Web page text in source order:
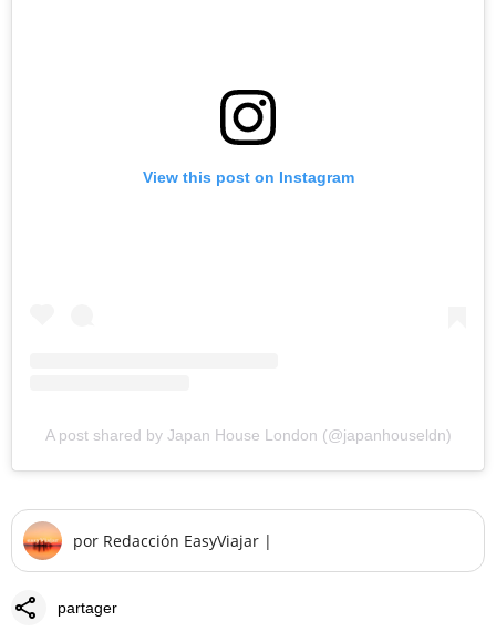
View this post on Instagram
A post shared by Japan House London (@japanhouseldn)
por Redacción EasyViajar |
share partager